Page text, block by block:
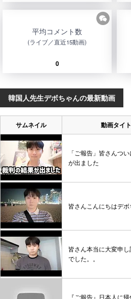
平均コメント数
(ライブ／直近15動画)
0
韓国人先生デボちゃんの最新動画
サムネイル 動画タイ
「ご報告」皆さんつ
が出ました
皆さんこんにちはデ
皆さん本当に大変申
でした。。
『ご報告』日本人に